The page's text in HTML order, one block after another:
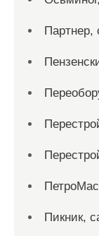
Партнер,
Пикник,